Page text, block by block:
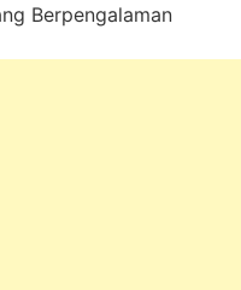
Berpengalaman